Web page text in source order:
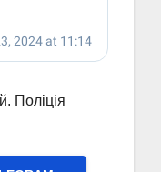
Поліція